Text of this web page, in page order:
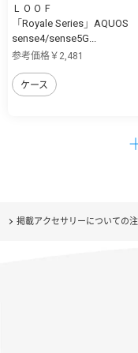
ＬＯＯＦ
「Royale Series」AQUOS
sense4/sense5G...
参考価格￥2,481
ケース
掲載アクセサリーについての